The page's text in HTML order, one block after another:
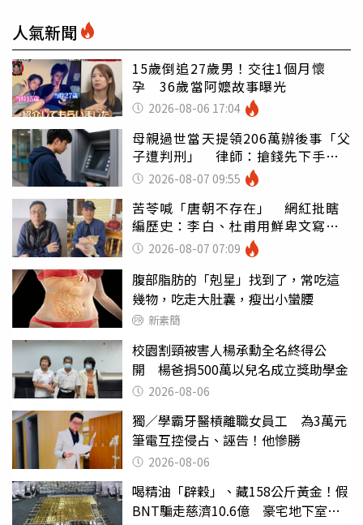
人氣新聞
15歲倒追27歲男！交往1個月懷
孕 36歲當阿嬤故事曝光
2026-08-06 17:04
母親過世當天提領206萬辦後事「父
子遭判刑」 律師：搶錢先下手是
罪 2026-08-07 09:55
苦苓喊「唐朝不存在」 網紅批瞎
編歷史：李白、杜甫用鮮卑文寫
詩？2026-08-07 07:09
腹部脂肪的「剋星」找到了，常吃這
幾物，吃走大肚囊，瘦出小蠻腰
新素簡
校園割頸被害人楊承勳全名終得公
開 楊爸捐500萬以兒名成立獎助學金
2026-08-06
獨／學霸牙醫槓離職女員工 為3萬元
筆電互控侵占、誣告！他慘勝
2026-08-06
喝精油「辟穀」、藏158公斤黃金！假
BNT騙走慈濟10.6億 豪宅地下室竟